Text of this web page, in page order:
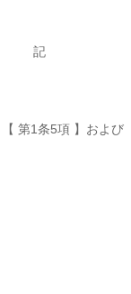
第1条5項 】および